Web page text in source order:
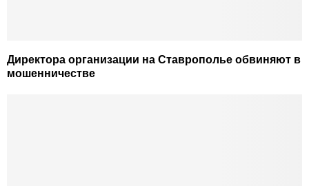
Директора организации на Ставрополье обвиняют в
мошенничестве